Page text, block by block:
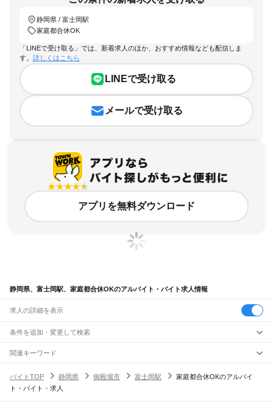
静岡県 / 富士岡駅
家庭都合休OK
「LINEで受け取る」では、新着求人のほか、おすすめ情報なども配信しま
す。 詳しくはこちら
LINEで受け取る
メールで受け取る
アプリを無料ダウンロード
静岡県、富士岡駅、家庭都合休OKのアルバイト・バイト求人情報
求人の詳細を表示
条件を追加・変更して検索
市区町村を追加・変更
静岡県すべて
静岡市 すべて
駅を追加・変更
職種を追加・変更
関連キーワード
バイトTOP
静岡県 御殿場市 富士岡駅
家庭都合休OKのアルバイ
ト・バイト・求人